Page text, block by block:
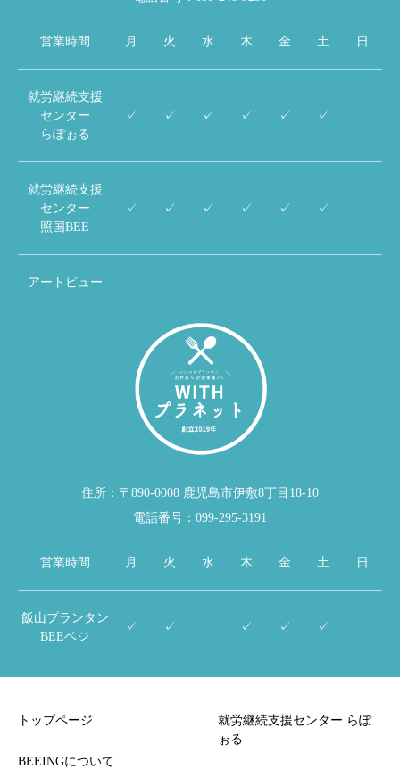
営業時間 月 火 水 木 金 土 日
就労継続支援
センター
らぽぉる
✓ ✓ ✓ ✓ ✓ ✓
就労継続支援
センター
照国BEE
✓ ✓ ✓ ✓ ✓ ✓
アートビュー
住所：〒890-0008 鹿児島市伊敷8丁目18-10
電話番号：099-295-3191
営業時間 月 火 水 木 金 土 日
飯山プランタン
BEEベジ
✓ ✓ ✓ ✓ ✓
トップページ
BEEINGについて
就労継続支援センター らぽ
ぉる